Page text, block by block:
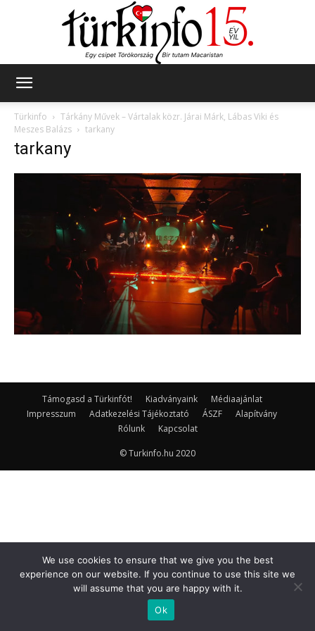
Türkinfo
Tárkány Művek – Vártalak közr. Járai Márk, Lábas Viki és
Meszes Balázs
tarkany
tarkany
Támogasd a Türkinfót! Kiadványaink
Médiaajánlat
Impresszum
Adatkezelési Tájékoztató ÁSZF
Alapítvány
Rólunk
Kapcsolat
© Turkinfo.hu 2020
We use cookies to ensure that we give you the best
experience on our website. If you continue to use this site we
will assume that you are happy with it.
Ok